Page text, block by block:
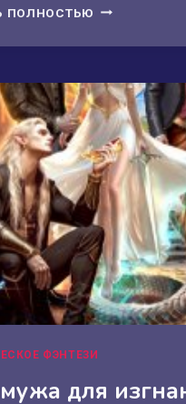
ПОЛНОСТЬЮ
ИЛИ
ФЕЯ
ДЛЯ
ДРАКОНА
ФЭНТЕЗИ
для